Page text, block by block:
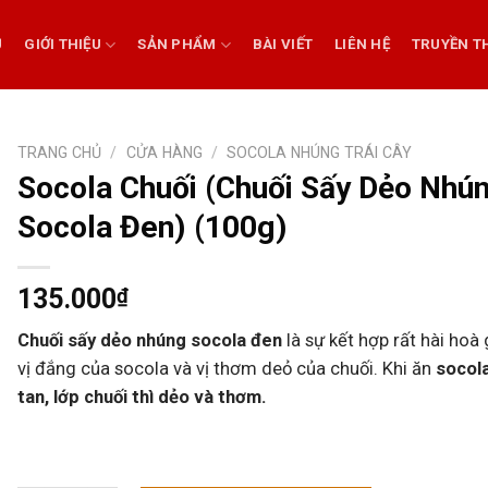
GIỚI THIỆU SẢN PHẨM BÀI VIẾT LIÊN HỆ TRUYỀN
TRANG CHỦ / CỬA HÀNG / SOCOLA NHÚNG TRÁI CÂY
Socola Chuối (Chuối Sấy Dẻo
Socola Đen) (100g)
135.000₫
Chuối sấy dẻo nhúng socola đen là sự kết hợp rất hài hoà
vị đắng của socola và vị thơm deỏ của chuối. Khi ăn
tan, lớp chuối thì dẻo và thơm.